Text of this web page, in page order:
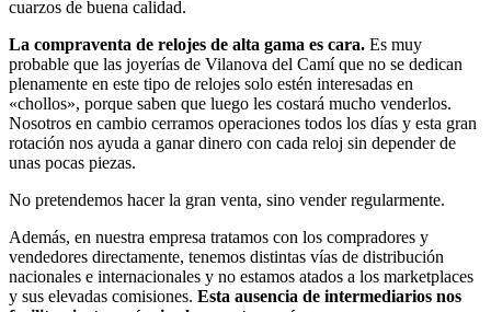
cuarzos de buena calidad.
La compraventa de relojes de alta gama es cara. Es muy
probable que las joyerías de Vilanova del Camí que no se dedican
plenamente en este tipo de relojes solo estén interesadas en
«chollos», porque saben que luego les costará mucho venderlos.
Nosotros en cambio cerramos operaciones todos los días y esta gran
rotación nos ayuda a ganar dinero con cada reloj sin depender de
unas pocas piezas.
No pretendemos hacer la gran venta, sino vender regularmente.
Además, en nuestra empresa tratamos con los compradores y
vendedores directamente, tenemos distintas vías de distribución
nacionales e internacionales y no estamos atados a los marketplaces
y sus elevadas comisiones. Esta ausencia de intermediarios nos